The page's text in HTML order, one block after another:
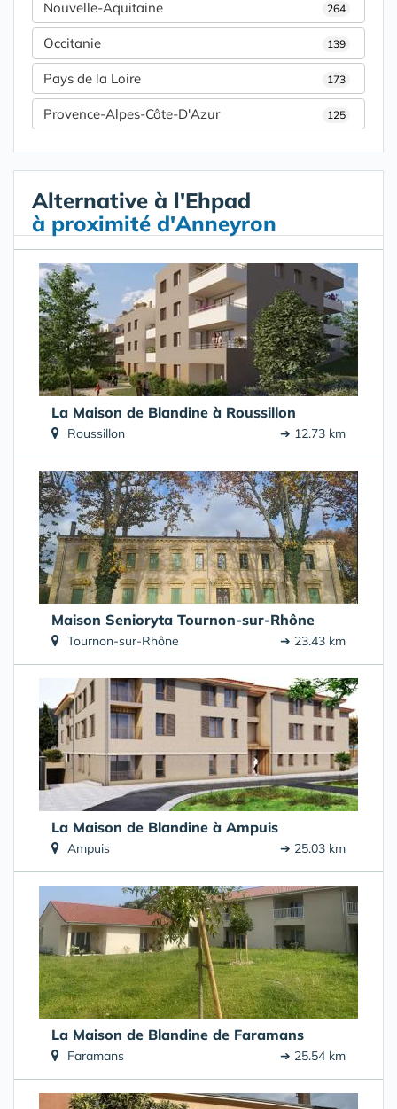
Nouvelle-Aquitaine 264
Occitanie 139
Pays de la Loire 173
Provence-Alpes-Côte-D'Azur 125
Alternative à l'Ehpad
à proximité d'Anneyron
La Maison de Blandine à Roussillon
Roussillon ➔ 12.73 km
Maison Senioryta Tournon-sur-Rhône
Tournon-sur-Rhône ➔ 23.43 km
La Maison de Blandine à Ampuis
Ampuis ➔ 25.03 km
La Maison de Blandine de Faramans
Faramans ➔ 25.54 km